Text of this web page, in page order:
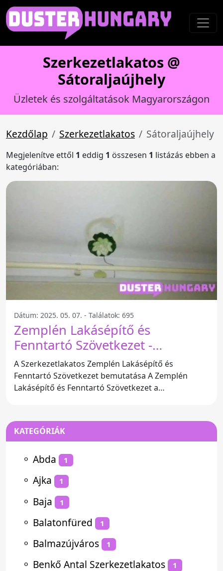
Szerkezetlakatos @
Sátoraljaújhely
Üzletek és szolgáltatások Magyarországon
Kezdőlap Szerkezetlakatos Sátoraljaújhely
Megjelenítve ettől 1 eddig 1 összesen 1 listázás ebben a
kategóriában:
Dátum: 2025. 05. 07. - Találatok: 695
Zemplén Lakásépítő és
Fenntartó Szövetkezet -
Sátoraljaújhely
A Szerkezetlakatos Zemplén Lakásépítő és
Fenntartó Szövetkezet bemutatása A Zemplén
Lakásépítő és Fenntartó Szövetkezet a
KATEGÓRIÁK
⚬ Abda 1
⚬ Ajka 1
⚬ Baja 1
⚬ Balatonfüred 1
⚬ Balmazújváros 1
⚬ Benkő Antal Szerkezetlakatos 1